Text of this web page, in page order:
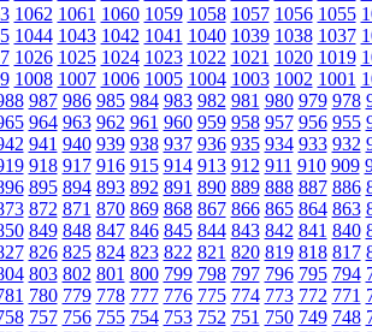
1062 1061 1060 1059 1058 1057 1056 1055
1044 1043 1042 1041 1040 1039 1038 1037
1026 1025 1024 1023 1022 1021 1020 1019
1008 1007 1006 1005 1004 1003 1002 1001
987 986 985 984 983 982 981 980 979 978
964 963 962 961 960 959 958 957 956 955
941 940 939 938 937 936 935 934 933 932
918 917 916 915 914 913 912 911 910 909
895 894 893 892 891 890 889 888 887 886
872 871 870 869 868 867 866 865 864 863
849 848 847 846 845 844 843 842 841 840
826 825 824 823 822 821 820 819 818 817
803 802 801 800 799 798 797 796 795 794
780 779 778 777 776 775 774 773 772 771
757 756 755 754 753 752 751 750 749 748